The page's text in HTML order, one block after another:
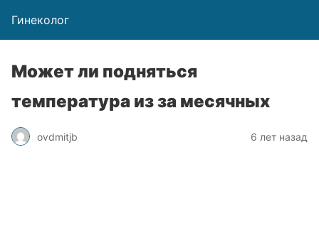
Гинеколог
Может ли подняться
температура из за месячных
ovdmitjb 6 лет назад